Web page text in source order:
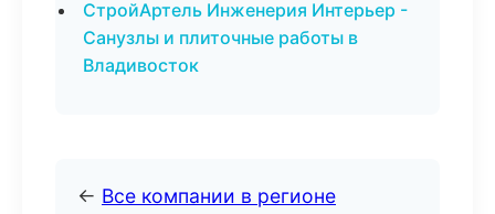
СтройАртель Инженерия Интерьер -
Санузлы и плиточные работы в
Владивосток
← Все компании в регионе